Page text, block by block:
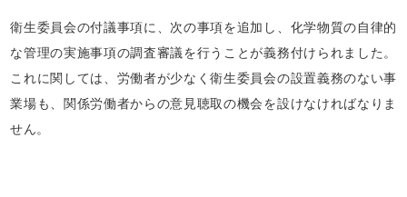
衛生委員会の付議事項に、次の事項を追加し、化学物質の自律的
な管理の実施事項の調査審議を行うことが義務付けられました。
これに関しては、労働者が少なく衛生委員会の設置義務のない事
業場も、関係労働者からの意見聴取の機会を設けなければなりま
せん。